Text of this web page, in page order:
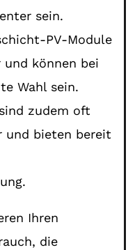
sein.
PV-Module
und können bei
Wahl sein.
zudem oft
und bieten bereit
Ihren
die